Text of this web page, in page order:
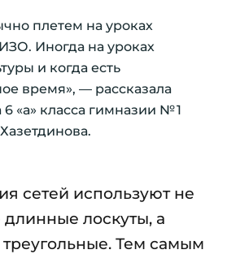
плетем на уроках
Иногда на уроках
и когда есть
время», — рассказала
«а» класса гимназии № 1
сетей используют не
лоскуты, а
Тем самым